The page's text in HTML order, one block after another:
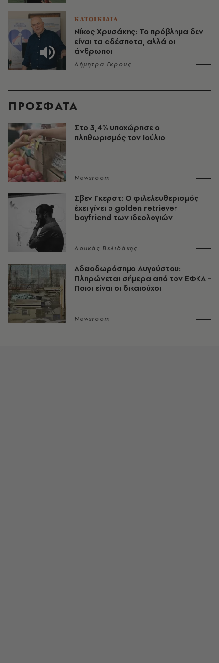
ΚΑΤΟΙΚΙΔΙΑ
Νίκος Χρυσάκης: Το πρόβλημα δεν
είναι τα αδέσποτα, αλλά οι
άνθρωποι
Δήμητρα Γκρους
ΠΡΟΣΦΑΤΑ
Στο 3,4% υποχώρησε ο
πληθωρισμός τον Ιούλιο
Newsroom
Σβεν Γκερστ: Ο φιλελευθερισμός
έχει γίνει ο golden retriever
boyfriend των ιδεολογιών
Λουκάς Βελιδάκης
Αδειοδωρόσημο Αυγούστου:
Πληρώνεται σήμερα από τον ΕΦΚΑ -
Ποιοι είναι οι δικαιούχοι
Newsroom